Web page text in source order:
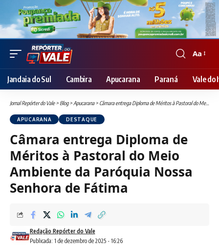
Font
Resizer
Aa
Jandaia do Sul Cambira Apucarana Paraná Vale do
Jornal Repórter do Vale> Blog>Apucarana> Câmara entrega Diploma de Méritos à Pastoral do Meio Ambiente da Paróquia Nossa Senhora de Fátima
APUCARANA DESTAQUE
Câmara entrega Diploma de
Méritos à Pastoral do Meio
Ambiente da Paróquia Nossa
Senhora de Fátima
Publicada: 1 de dezembro de 2025 - 16:26
Redação Repórter do Vale